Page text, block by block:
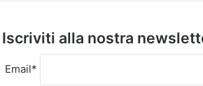
Iscriviti alla nostra
Email*